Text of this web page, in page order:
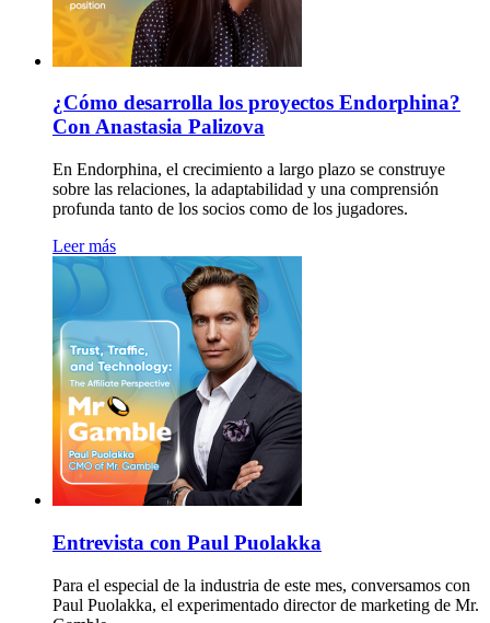
¿Cómo desarrolla los proyectos Endorphina?
Con Anastasia Palizova
En Endorphina, el crecimiento a largo plazo se construye
sobre las relaciones, la adaptabilidad y una comprensión
profunda tanto de los socios como de los jugadores.
Leer más
Entrevista con Paul Puolakka
Para el especial de la industria de este mes, conversamos con
Paul Puolakka, el experimentado director de marketing de Mr.